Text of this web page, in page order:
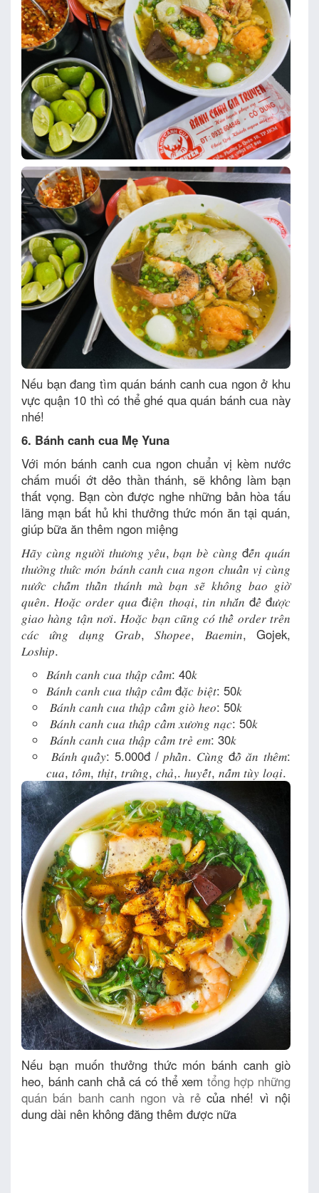
Nếu bạn đang tìm quán bánh canh cua ngon ở khu
vực quận 10 thì có thể ghé qua quán bánh cua này
nhé!
6. Bánh canh cua Mẹ Yuna
Với món bánh canh cua ngon chuẩn vị kèm nước
chấm muối ớt dẻo thần thánh, sẽ không làm bạn
thất vọng. Bạn còn được nghe những bản hòa tấu
lãng mạn bất hủ khi thưởng thức món ăn tại quán,
giúp bữa ăn thêm ngon miệng
𝐻𝑎̃𝑦 𝑐𝑢̀𝑛𝑔 𝑛𝑔𝑢̛𝑜̛̀𝑖 𝑡ℎ𝑢̛𝑜̛𝑛𝑔 𝑦𝑒̂𝑢, 𝑏𝑎̣𝑛 𝑏𝑒̀ 𝑐𝑢̀𝑛𝑔 đ𝑒̂́𝑛 𝑞𝑢𝑎́𝑛
𝑡ℎ𝑢̛𝑜̛̉𝑛𝑔 𝑡ℎ𝑢̛́𝑐 𝑚𝑜́𝑛 𝑏𝑎́𝑛ℎ 𝑐𝑎𝑛ℎ 𝑐𝑢𝑎 𝑛𝑔𝑜𝑛 𝑐ℎ𝑢𝑎̂̉𝑛 𝑣𝑖̣ 𝑐𝑢̀𝑛𝑔
𝑛𝑢̛𝑜̛́𝑐 𝑐ℎ𝑎̂́𝑚 𝑡ℎ𝑎̂̀𝑛 𝑡ℎ𝑎́𝑛ℎ 𝑚𝑎̀ 𝑏𝑎̣𝑛 𝑠𝑒̃ 𝑘ℎ𝑜̂𝑛𝑔 𝑏𝑎𝑜 𝑔𝑖𝑜̛̀
𝑞𝑢𝑒̂𝑛. 𝐻𝑜𝑎̣̆𝑐 𝑜𝑟𝑑𝑒𝑟 𝑞𝑢𝑎 đ𝑖𝑒̣̂𝑛 𝑡ℎ𝑜𝑎̣𝑖, 𝑡𝑖𝑛 𝑛ℎ𝑎̆́𝑛 đ𝑒̂̉ đ𝑢̛𝑜̛̣𝑐
𝑔𝑖𝑎𝑜 ℎ𝑎̀𝑛𝑔 𝑡𝑎̣̂𝑛 𝑛𝑜̛𝑖. 𝐻𝑜𝑎̣̆𝑐 𝑏𝑎̣𝑛 𝑐𝑢̃𝑛𝑔 𝑐𝑜́ 𝑡ℎ𝑒̂̉ 𝑜𝑟𝑑𝑒𝑟 𝑡𝑟𝑒̂𝑛
𝑐𝑎́𝑐 𝑢̛́𝑛𝑔 𝑑𝑢̣𝑛𝑔 𝐺𝑟𝑎𝑏, 𝑆ℎ𝑜𝑝𝑒𝑒, 𝐵𝑎𝑒𝑚𝑖𝑛, Gojek,
𝐿𝑜𝑠ℎ𝑖𝑝.
𝐵𝑎́𝑛ℎ 𝑐𝑎𝑛ℎ 𝑐𝑢𝑎 𝑡ℎ𝑎̣̂𝑝 𝑐𝑎̂̉𝑚: 40𝑘
𝐵𝑎́𝑛ℎ 𝑐𝑎𝑛ℎ 𝑐𝑢𝑎 𝑡ℎ𝑎̣̂𝑝 𝑐𝑎̂̉𝑚 đ𝑎̣̆𝑐 𝑏𝑖𝑒̣̂𝑡: 50𝑘
𝐵𝑎́𝑛ℎ 𝑐𝑎𝑛ℎ 𝑐𝑢𝑎 𝑡ℎ𝑎̣̂𝑝 𝑐𝑎̂̉𝑚 𝑔𝑖𝑜̀ ℎ𝑒𝑜: 50𝑘
𝐵𝑎́𝑛ℎ 𝑐𝑎𝑛ℎ 𝑐𝑢𝑎 𝑡ℎ𝑎̣̂𝑝 𝑐𝑎̂̉𝑚 𝑥𝑢̛𝑜̛𝑛𝑔 𝑛𝑎̣𝑐: 50𝑘
𝐵𝑎́𝑛ℎ 𝑐𝑎𝑛ℎ 𝑐𝑢𝑎 𝑡ℎ𝑎̣̂𝑝 𝑐𝑎̂̉𝑚 𝑡𝑟𝑒̉ 𝑒𝑚: 30𝑘
𝐵𝑎́𝑛ℎ 𝑞𝑢𝑎̂̉𝑦: 5.000đ / 𝑝ℎ𝑎̂̀𝑛. 𝐶𝑢̀𝑛𝑔 đ𝑜̂̀ 𝑎̆𝑛 𝑡ℎ𝑒̂𝑚:
𝑐𝑢𝑎, 𝑡𝑜̂𝑚, 𝑡ℎ𝑖̣𝑡, 𝑡𝑟𝑢̛́𝑛𝑔, 𝑐ℎ𝑎̉,. ℎ𝑢𝑦𝑒̂́𝑡, 𝑛𝑎̂́𝑚 𝑡𝑢̀𝑦 𝑙𝑜𝑎̣𝑖.
Nếu bạn muốn thưởng thức món bánh canh giò
heo, bánh canh chả cá có thể xem tổng hợp những
quán bán banh canh ngon và rẻcủa nhé! vì nội
dung dài nên không đăng thêm được nữa